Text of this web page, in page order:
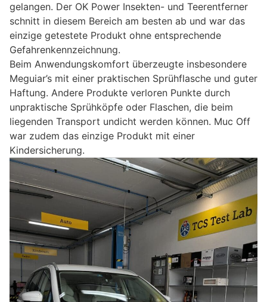
gelangen. Der OK Power Insekten- und Teerentferner
schnitt in diesem Bereich am besten ab und war das
einzige getestete Produkt ohne entsprechende
Gefahrenkennzeichnung.
Beim Anwendungskomfort überzeugte insbesondere
Meguiar’s mit einer praktischen Sprühflasche und guter
Haftung. Andere Produkte verloren Punkte durch
unpraktische Sprühköpfe oder Flaschen, die beim
liegenden Transport undicht werden können. Muc Off
war zudem das einzige Produkt mit einer
Kindersicherung.